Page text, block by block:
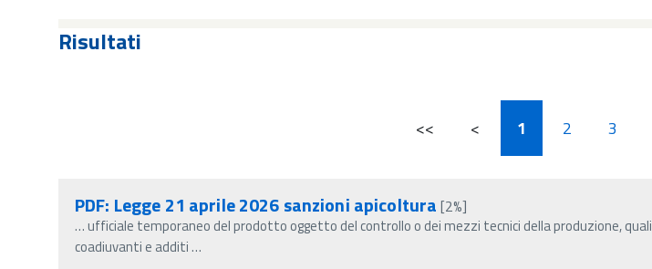
Risultati
<< < 1 2 3
PDF: Legge 21 aprile 2026 sanzioni apicoltura [2%]
…ufficiale temporaneo del prodotto oggetto del controllo o dei mezzi tecnici della produzione, quali
coadiuvanti e additi…